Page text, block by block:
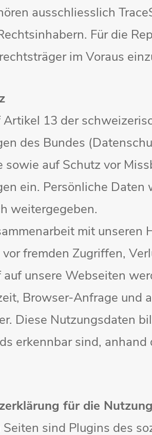
ausschliesslich
Für die
im Voraus
Artikel 13 der
des Bundes
sowie auf Schutz vor
ein. Persönliche
weitergegeben.
mit
fremden Zugriffen,
auf unsere Webseiten
Browser-Anfrage und
Diese Nutzungsdaten
erkennbar sind,
für die
sind Plugins des